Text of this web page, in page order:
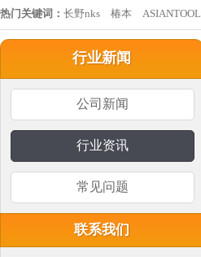
热门关键词： 长野nks 椿本 ASIANTOOL
行业新闻
公司新闻
行业资讯
常见问题
联系我们